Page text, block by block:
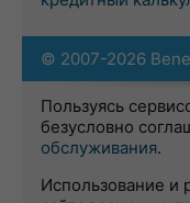
© 2007-2026
Пользуясь
безусловно
обслуживания.
Использование и